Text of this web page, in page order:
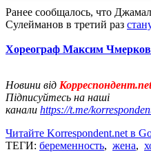
Ранее сообщалось, что
Сулейманов в третий раз
Хореограф Максим
Новини від
Підписуйтесь на наші
канали https://t.me/
Читайте Korrespondent.net в
ТЕГИ: беременность, жена,